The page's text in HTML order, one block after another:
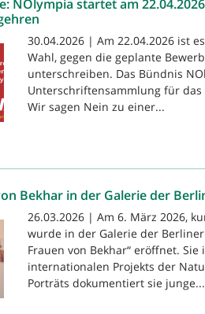
NOlympia startet am
30.04.2026 | Am 22.04.2026 ist
Wahl, gegen die geplante
unterschreiben. Das Bündnis
Unterschriftensammlung für das
Wir sagen Nein zu einer...
Bekhar in der Galerie der
26.03.2026 | Am 6. März 2026,
wurde in der Galerie der
Frauen von Bekhar“ eröffnet.
internationalen Projekts der
Porträts dokumentiert sie junge...